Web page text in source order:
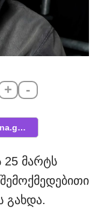
+ -
https://www.zmna.ge/news/yoveltvis-an-am...
25 მარტს
გახდა.